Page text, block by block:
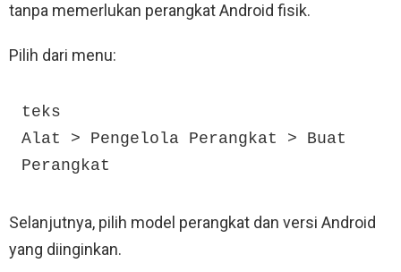
tanpa memerlukan perangkat Android fisik.
Pilih dari menu:
teks
Alat > Pengelola Perangkat > Buat
Perangkat
Selanjutnya, pilih model perangkat dan versi Android
yang diinginkan.